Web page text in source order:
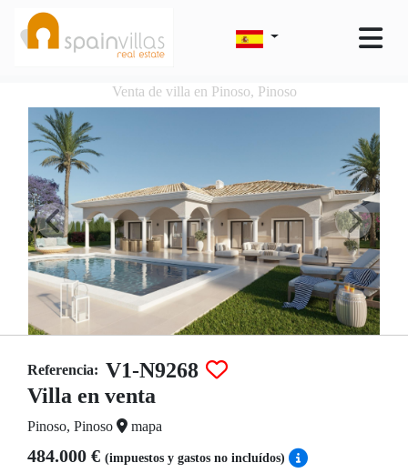
Venta de villa en Pinoso, Pinoso
Referencia: V1-N9268
Villa en venta
Pinoso, Pinoso mapa
484.000 € (impuestos y gastos no incluídos)